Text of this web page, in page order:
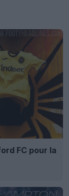
FC pour la